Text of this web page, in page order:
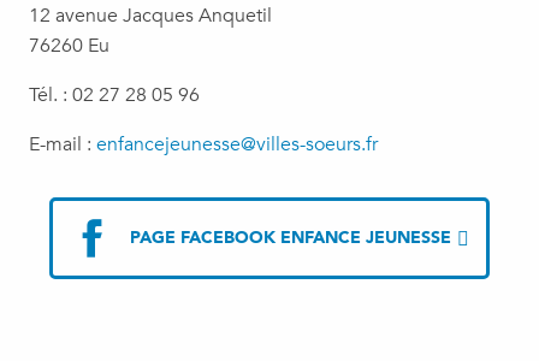
12 avenue Jacques Anquetil
76260 Eu
Tél. : 02 27 28 05 96
E-mail : enfancejeunesse@villes-soeurs.fr
PAGE FACEBOOK ENFANCE JEUNESSE